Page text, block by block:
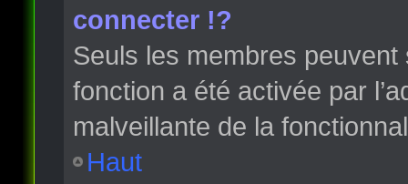
connecter !?
Seuls les membres
fonction a été activée par
malveillante de la
Haut